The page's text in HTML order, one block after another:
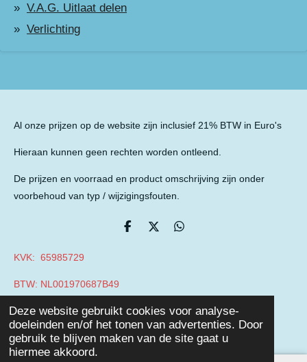
Deze website gebruikt cookies voor analyse-
doeleinden en/of het tonen van advertenties. Door
gebruik te blijven maken van de site gaat u
hiermee akkoord.
V.A.G. Uitlaat delen
Verlichting
Al onze prijzen op de website zijn inclusief 21% BTW in Euro's
Hieraan kunnen geen rechten worden ontleend.
De prijzen en voorraad en product omschrijving zijn onder
voorbehoud van typ / wijzigingsfouten.
D
D
D
KVK: 65985729
BTW: NL001970687B49
Powered by JouwWeb